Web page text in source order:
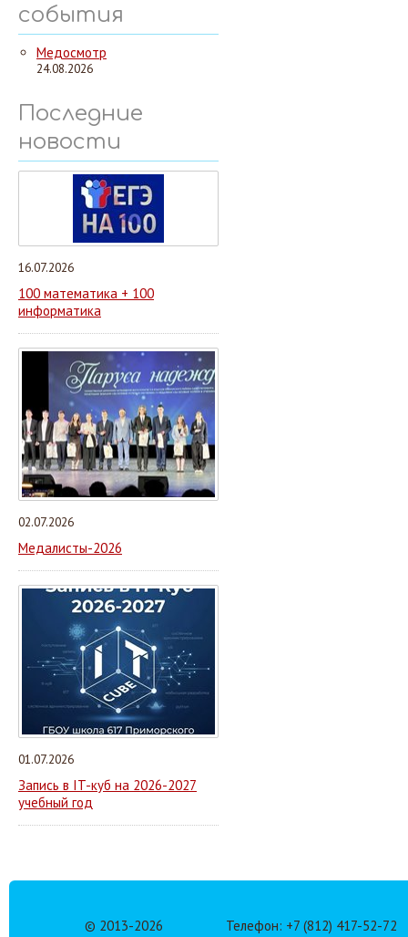
события
Медосмотр
24.08.2026
Последние
новости
16.07.2026
100 математика + 100
информатика
02.07.2026
Медалисты-2026
01.07.2026
Запись в IT-куб на 2026-2027
учебный год
© 2013-2026 Телефон: +7 (812) 417-52-72